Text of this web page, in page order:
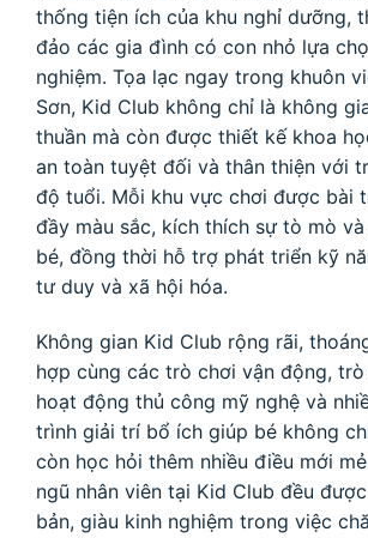
thống tiện ích của khu nghỉ dưỡng,
đảo các gia đình có con nhỏ lựa
nghiệm. Tọa lạc ngay trong khuôn
Sơn, Kid Club không chỉ là không
thuần mà còn được thiết kế khoa
an toàn tuyệt đối và thân thiện với
độ tuổi. Mỗi khu vực chơi được bài
đầy màu sắc, kích thích sự tò mò
bé, đồng thời hỗ trợ phát triển kỹ
tư duy và xã hội hóa.
Không gian Kid Club rộng rãi,
hợp cùng các trò chơi vận động,
hoạt động thủ công mỹ nghệ và
trình giải trí bổ ích giúp bé không
còn học hỏi thêm nhiều điều mới
ngũ nhân viên tại Kid Club đều
bản, giàu kinh nghiệm trong việc